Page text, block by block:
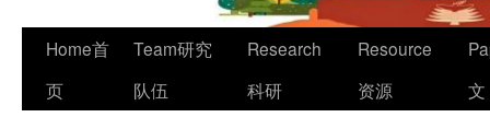
Home首
页
Team研究
队伍
Research
科研
Resource
资源
文